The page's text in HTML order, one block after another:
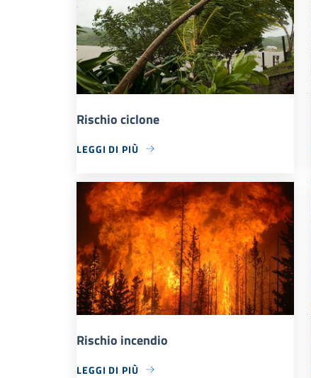
Rischio ciclone
LEGGI DI PIÙ
Rischio incendio
LEGGI DI PIÙ